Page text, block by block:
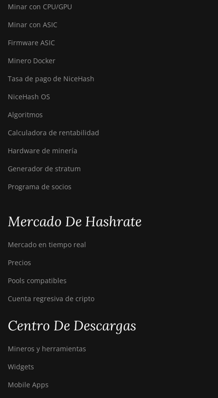
Minar con CPU/GPU
Minar con ASIC
Firmware ASIC
Minero Docker
Tasa de pago de NiceHash
NiceHash OS
Algoritmos
Calculadora de rentabilidad
Hardware de minería
Generador de stratum
Programa de socios
Mercado De Hashrate
Mercado en tiempo real
Precios
Pools compatibles
Cuenta regresiva de cripto
Centro De Descargas
Mineros y herramientas
Widgets
Mobile Apps